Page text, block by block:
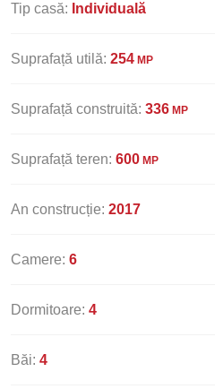
Tip casă: Individuală
Suprafață utilă: 254 MP
Suprafață construită: 336 MP
Suprafață teren: 600 MP
An construcție: 2017
Camere: 6
Dormitoare: 4
Băi: 4